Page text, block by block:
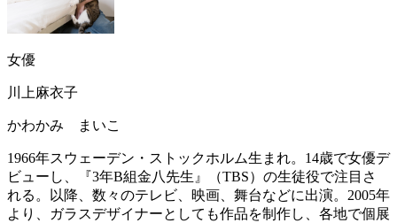
女優
川上麻衣子
かわかみ まいこ
1966年スウェーデン・ストックホルム生まれ。14歳で女優デ
ビューし、『3年B組金八先生』（TBS）の生徒役で注目さ
れる。以降、数々のテレビ、映画、舞台などに出演。2005年
より、ガラスデザイナーとしても作品を制作し、各地で個展